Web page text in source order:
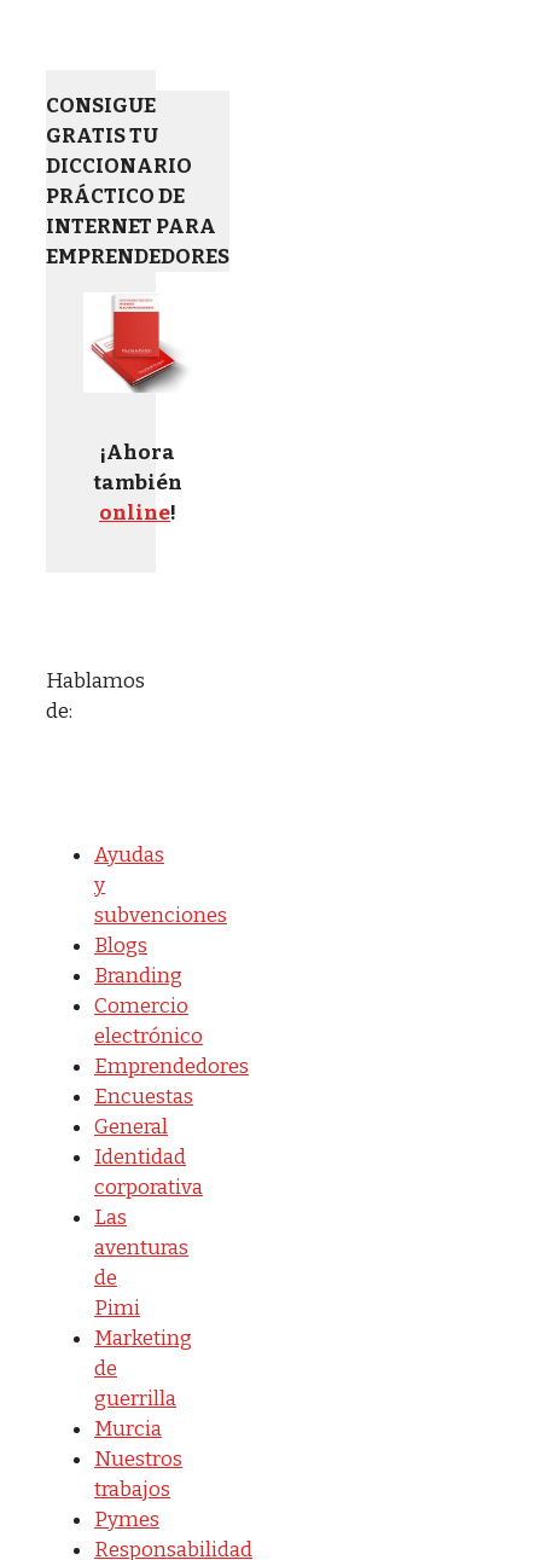
CONSIGUE
GRATIS TU
DICCIONARIO
PRÁCTICO DE
INTERNET PARA
EMPRENDEDORES
¡Ahora
también
online!
Hablamos
de:
Ayudas
y
subvenciones
Blogs
Branding
Comercio
electrónico
Emprendedores
Encuestas
General
Identidad
corporativa
Las
aventuras
de
Pimi
Marketing
de
guerrilla
Murcia
Nuestros
trabajos
Pymes
Responsabilidad